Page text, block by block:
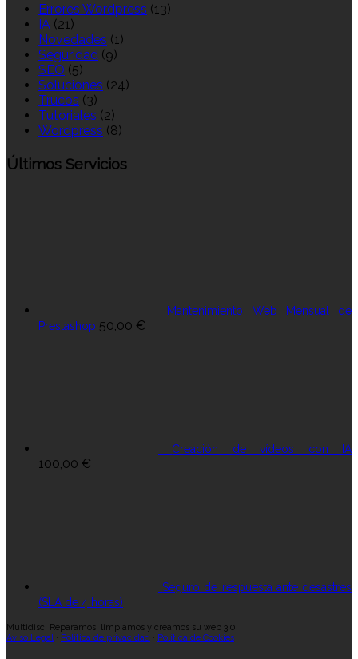
Errores Wordpress (13)
IA (21)
Novedades (1)
Seguridad (9)
SEO (5)
Soluciones (24)
Trucos (3)
Tutoriales (2)
Wordpress (8)
Últimos Servicios
Mantenimiento Web Mensual de
Prestashop 50,00 €
Creación de vídeos con IA
100,00 €
Seguro de respuesta ante desastres
(SLA de 4 horas)
Multidisc. Reparamos, limpiamos y creamos su web 3.0
Aviso Legal· Política de privacidad · Política de Cookies